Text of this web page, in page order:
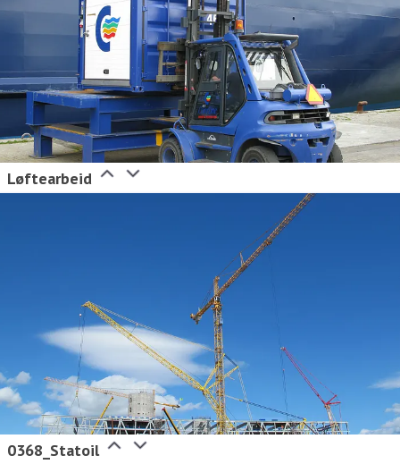
Løftearbeid
0368_Statoil